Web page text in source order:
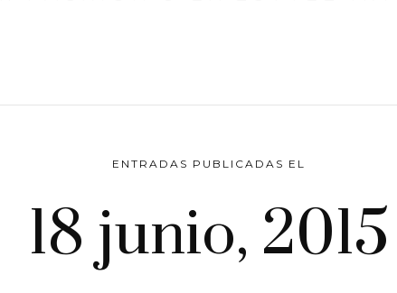
ENTRADAS PUBLICADAS EL
18 junio, 2015